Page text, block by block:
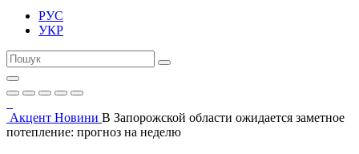
РУС
УКР
Акцент Новини В Запорожской области ожидается заметное
потепление: прогноз на неделю